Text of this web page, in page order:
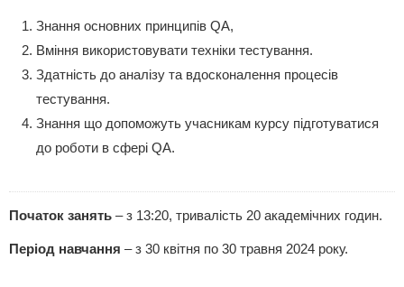
Знання основних принципів QA,
Вміння використовувати техніки тестування.
Здатність до аналізу та вдосконалення процесів
тестування.
Знання що допоможуть учасникам курсу підготуватися
до роботи в сфері QA.
Початок занять – з 13:20, тривалість 20 академічних годин.
Період навчання – з 30 квітня по 30 травня 2024 року.